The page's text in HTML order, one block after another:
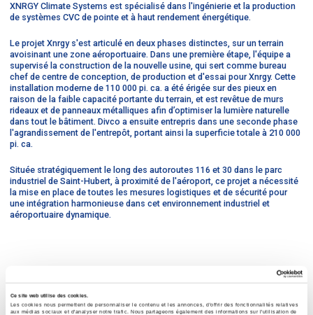
Ce site web utilise des cookies.
Les cookies nous permettent de personnaliser le contenu et les annonces, d'offrir des fonctionnalités relatives
aux médias sociaux et d'analyser notre trafic. Nous partageons également des informations sur l'utilisation de
XNRGY Climate Systems est spécialisé dans l'ingénierie et la production
de systèmes CVC de pointe et à haut rendement énergétique.
Le projet Xnrgy s'est articulé en deux phases distinctes, sur un terrain
avoisinant une zone aéroportuaire. Dans une première étape, l'équipe a
supervisé la construction de la nouvelle usine, qui sert comme bureau
chef de centre de conception, de production et d'essai pour Xnrgy. Cette
installation moderne de 110 000 pi. ca. a été érigée sur des pieux en
raison de la faible capacité portante du terrain, et est revêtue de murs
rideaux et de panneaux métalliques afin d’optimiser la lumière naturelle
dans tout le bâtiment. Divco a ensuite entrepris dans une seconde phase
l'agrandissement de l'entrepôt, portant ainsi la superficie totale à 210 000
pi. ca.
Située stratégiquement le long des autoroutes 116 et 30 dans le parc
industriel de Saint-Hubert, à proximité de l'aéroport, ce projet a nécessité
la mise en place de toutes les mesures logistiques et de sécurité pour
une intégration harmonieuse dans cet environnement industriel et
aéroportuaire dynamique.
Retour à tous les projets